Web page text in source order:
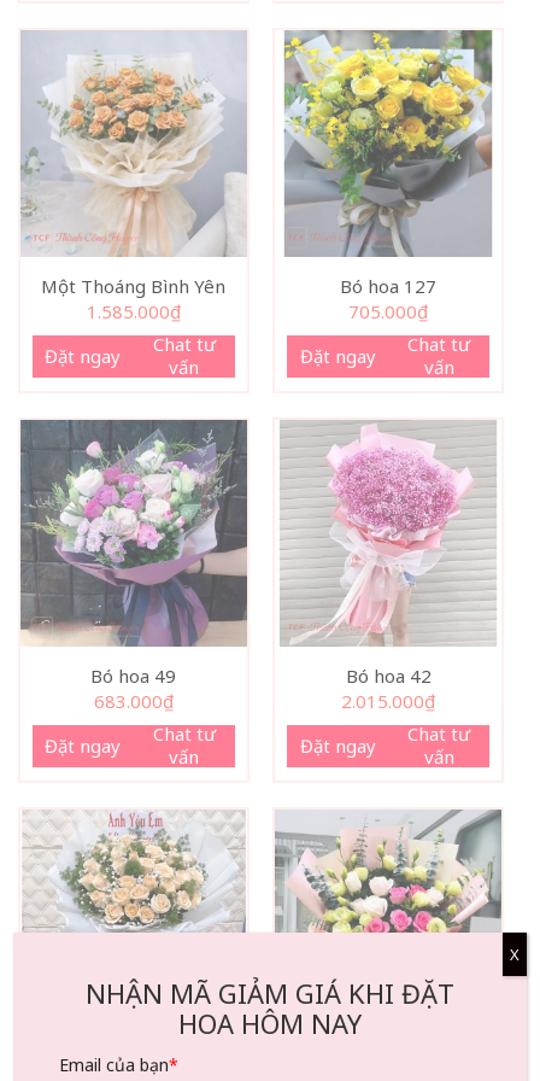
Một Thoáng Bình Yên
1.585.000₫
Đặt ngay
Chat tư
vấn
Bó hoa 127
705.000₫
Đặt ngay
Chat tư
vấn
Bó hoa 49
683.000₫
Đặt ngay
Chat tư
vấn
Bó hoa 42
2.015.000₫
Đặt ngay
Chat tư
vấn
Bó hoa 166
NHẬN MÃ GIẢM GIÁ KHI ĐẶT
HOA HÔM NAY
Email của bạn*
X